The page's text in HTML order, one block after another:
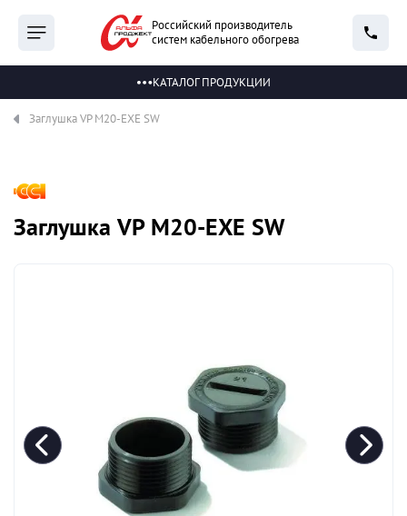
Российский производитель
систем кабельного обогрева
КАТАЛОГ ПРОДУКЦИИ
Заглушка VP M20-EXE SW
Заглушка VP M20-EXE SW